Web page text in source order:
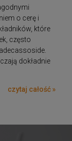
o cerę i
które
często
dokładnie
czytaj całość »